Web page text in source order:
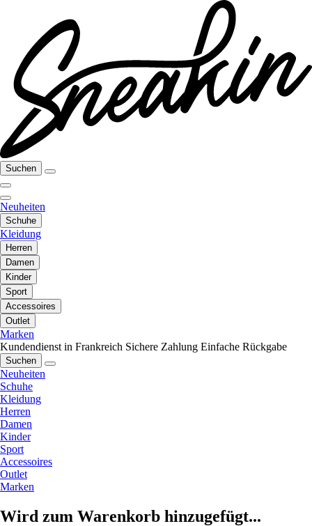
Suchen
Neuheiten
Schuhe
Kleidung
Herren
Damen
Kinder
Sport
Accessoires
Outlet
Marken
Kundendienst in Frankreich Sichere Zahlung Einfache Rückgabe
Suchen
Neuheiten
Schuhe
Kleidung
Herren
Damen
Kinder
Sport
Accessoires
Outlet
Marken
Wird zum Warenkorb hinzugefügt...